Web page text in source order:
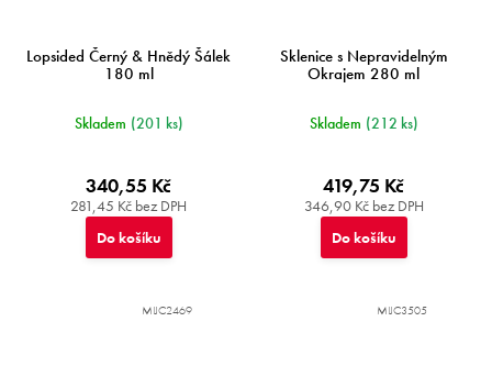
Lopsided Černý & Hnědý Šálek
180 ml
Skladem (201 ks)
281,45 Kč bez DPH
340,55 Kč
Do košíku
Sklenice s Nepravidelným
Okrajem 280 ml
Skladem (212 ks)
346,90 Kč bez DPH
419,75 Kč
Do košíku
MIJC2469 MIJC3505